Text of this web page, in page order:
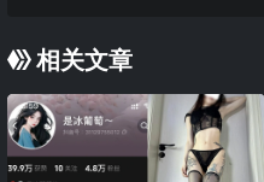
相关文章